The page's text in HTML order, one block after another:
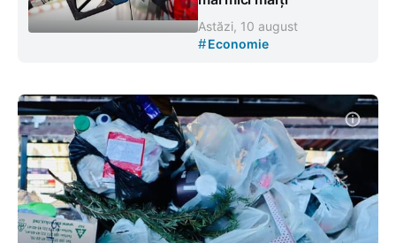
Astăzi, 10 august
#Economie